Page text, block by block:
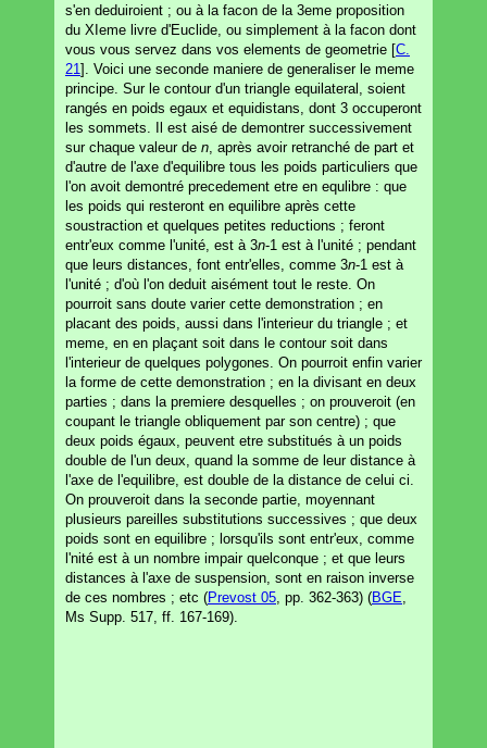
s'en deduiroient ; ou à la facon de la 3eme proposition
du XIeme livre d'Euclide, ou simplement à la facon dont
vous vous servez dans vos elements de geometrie [C.
21 ]. Voici une seconde maniere de generaliser le meme
principe. Sur le contour d'un triangle equilateral, soient
rangés en poids egaux et equidistans, dont 3 occuperont
les sommets. Il est aisé de demontrer successivement
sur chaque valeur de n , après avoir retranché de part et
d'autre de l'axe d'equilibre tous les poids particuliers que
l'on avoit demontré precedement etre en equlibre : que
les poids qui resteront en equilibre après cette
soustraction et quelques petites reductions ; feront
entr'eux comme l'unité, est à 3n-1 est à l'unité ; pendant
que leurs distances, font entr'elles, comme 3n-1 est à
l'unité ; d'où l'on deduit aisément tout le reste. On
pourroit sans doute varier cette demonstration ; en
placant des poids, aussi dans l'interieur du triangle ; et
meme, en en plaçant soit dans le contour soit dans
l'interieur de quelques polygones. On pourroit enfin varier
la forme de cette demonstration ; en la divisant en deux
parties ; dans la premiere desquelles ; on prouveroit (en
coupant le triangle obliquement par son centre) ; que
deux poids égaux, peuvent etre substitués à un poids
double de l'un deux, quand la somme de leur distance à
l'axe de l'equilibre, est double de la distance de celui ci.
On prouveroit dans la seconde partie, moyennant
plusieurs pareilles substitutions successives ; que deux
poids sont en equilibre ; lorsqu'ils sont entr'eux, comme
l'nité est à un nombre impair quelconque ; et que leurs
distances à l'axe de suspension, sont en raison inverse
de ces nombres ; etc (Prevost 05 , pp. 362-363) (BGE
Ms Supp. 517, ff. 167-169).